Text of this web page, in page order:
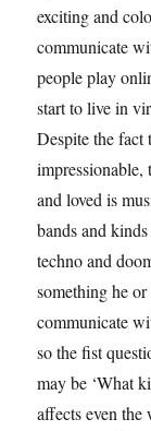
exciting and
communicate
people play
start to live in
Despite the fact
impressionable,
and loved is
bands and
techno and
something he
communicate
so the fist
may be ‘What
affects even the